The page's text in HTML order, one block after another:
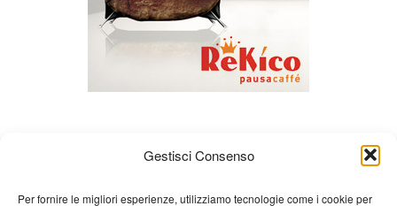
Gestisci Consenso
Per fornire le migliori esperienze, utilizziamo tecnologie come i cookie per